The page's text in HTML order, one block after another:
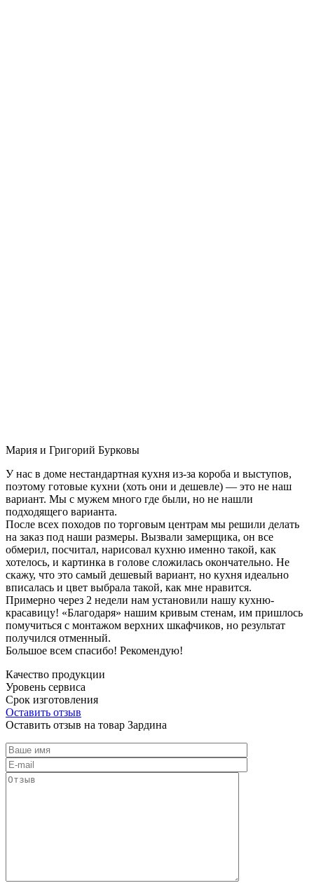
Мария и Григорий Бурковы
У нас в доме нестандартная кухня из-за короба и выступов,
поэтому готовые кухни (хоть они и дешевле) — это не наш
вариант. Мы с мужем много где были, но не нашли
подходящего варианта.
После всех походов по торговым центрам мы решили делать
на заказ под наши размеры. Вызвали замерщика, он все
обмерил, посчитал, нарисовал кухню именно такой, как
хотелось, и картинка в голове сложилась окончательно. Не
скажу, что это самый дешевый вариант, но кухня идеально
вписалась и цвет выбрала такой, как мне нравится.
Примерно через 2 недели нам установили нашу кухню-
красавицу! «Благодаря» нашим кривым стенам, им пришлось
помучиться с монтажом верхних шкафчиков, но результат
получился отменный.
Большое всем спасибо! Рекомендую!
Качество продукции
Уровень сервиса
Срок изготовления
Оставить отзыв
Оставить отзыв на товар Зардина